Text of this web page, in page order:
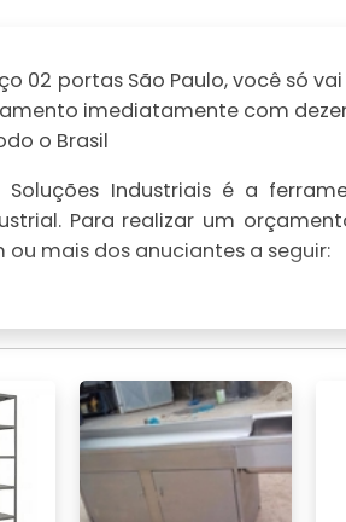
02 portas São Paulo, você só
imediatamente com
o Brasil
Industriais é a
Para realizar um
mais dos anuciantes a seguir: